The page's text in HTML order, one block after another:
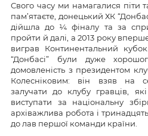
Свого часу ми намагалися піти
пам’ятаєте, донецький ХК
дійшла до ¼ фіналу та за
пройти й далі, а 2013 року
виграв Континентальний
“Донбасі” були дуже
домовленість з президентом
Колесніковим: він взяв на
залучати до клубу гравців,
виступати за національну
архіважлива робота і тринадцять
до лав першої команди країни.